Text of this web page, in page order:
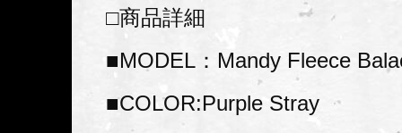
□商品詳細
■MODEL：Mandy Fleece
■COLOR:Purple Stray